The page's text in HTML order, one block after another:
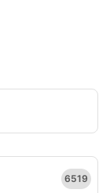
6519